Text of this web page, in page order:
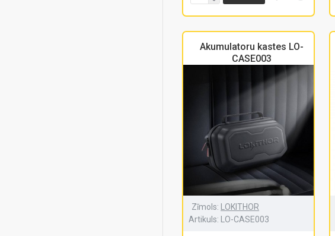
Akumulatoru kastes LO-
CASE003
Zīmols: LOKITHOR
Artikuls: LO-CASE003